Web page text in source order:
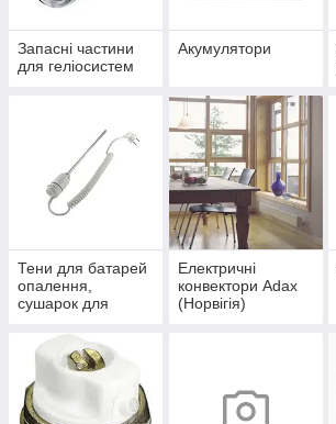
Запасні частини
для геліосистем
Акумулятори
Тени для батарей
опалення,
сушарок для
Електричні
конвектори Adax
(Норвігія)